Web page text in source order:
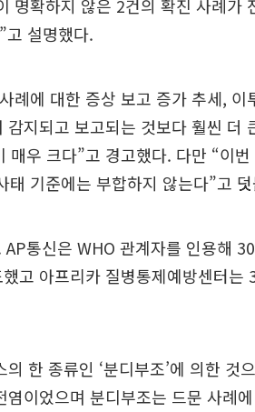
명확하지 않은 2건의 확진 사례가
고 설명했다.
례에 대한 증상 보고 증가 추세, 이
지되고 보고되는 것보다 훨씬 더
우 크다”고 경고했다. 다만 “이번
기준에는 부합하지 않는다”고
통신은 WHO 관계자를 인용해
고 아프리카 질병통제예방센터는
한 종류인 ‘분디부조’에 의한 것
염이었으며 분디부조는 드문 사례